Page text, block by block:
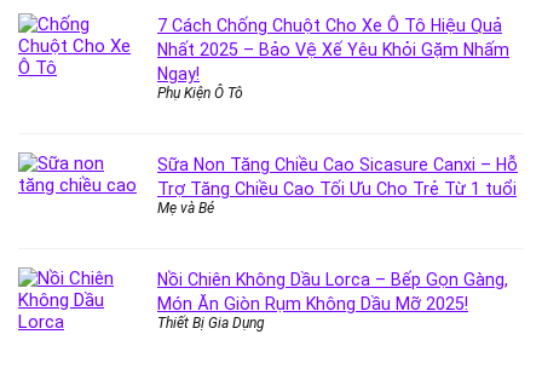
7 Cách Chống Chuột Cho Xe Ô Tô Hiệu Quả
Nhất 2025 – Bảo Vệ Xế Yêu Khỏi Gặm Nhấm
Ngay!
Phụ Kiện Ô Tô
Sữa Non Tăng Chiều Cao Sicasure Canxi – Hỗ
Trợ Tăng Chiều Cao Tối Ưu Cho Trẻ Từ 1 tuổi
Mẹ và Bé
Nồi Chiên Không Dầu Lorca – Bếp Gọn Gàng,
Món Ăn Giòn Rụm Không Dầu Mỡ 2025!
Thiết Bị Gia Dụng